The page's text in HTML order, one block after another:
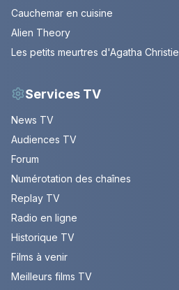
Cauchemar en cuisine
Alien Theory
Les petits meurtres d'Agatha Christie
Services TV
News TV
Audiences TV
Forum
Numérotation des chaînes
Replay TV
Radio en ligne
Historique TV
Films à venir
Meilleurs films TV